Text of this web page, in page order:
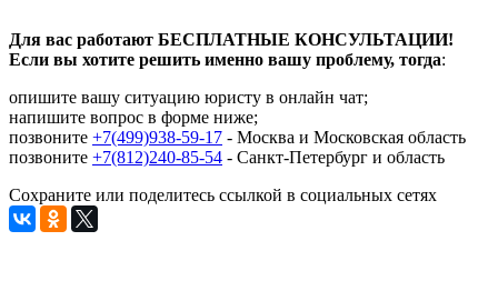
Для вас работают БЕСПЛАТНЫЕ КОНСУЛЬТАЦИИ!
Если вы хотите решить именно вашу проблему, тогда:
опишите вашу ситуацию юристу в онлайн чат;
напишите вопрос в форме ниже;
позвоните +7(499)938-59-17 - Москва и Московская область
позвоните +7(812)240-85-54 - Санкт-Петербург и область
Сохраните или поделитесь ссылкой в социальных сетях